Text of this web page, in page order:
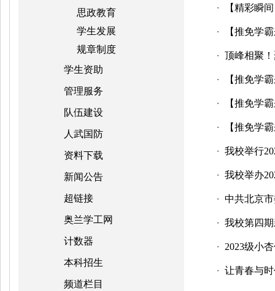
思政教育
学生发展
规章制度
学生资助
管理服务
队伍建设
人武国防
资料下载
新闻公告
超链接
奥兰学工网
计数器
本科招生
频道栏目
・ 【精彩瞬
・ 【推免学
・ 顶峰相聚
・ 【推免学
・ 【推免学
・ 【推免学
・ 我校举行
・ 我校举办
・ 中共北京
・ 我校第四
・ 2023级小
・ 让青春与